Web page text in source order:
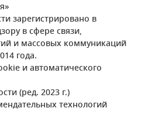
зарегистрировано в
в сфере связи,
и массовых коммуникаций
года.
и автоматического
(ред. 2023 г.)
технологий